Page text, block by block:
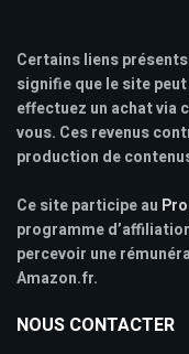
Certains liens
signifie que le site
effectuez un achat via
vous. Ces revenus
production de
Ce site participe au
programme
percevoir une
Amazon.fr.
NOUS CONTACTER